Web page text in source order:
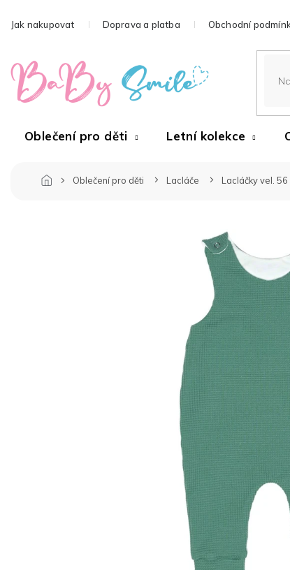
naJak nakupovat Doprava a platba Obchodní
Oblečení pro děti Letní kolekce
Oblečení pro děti Lacláče Lacláčky vel. 56